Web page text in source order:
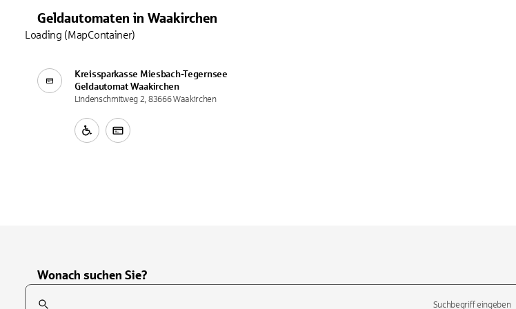
Geldautomaten in Waakirchen
Kreissparkasse Miesbach-Tegernsee
Geldautomat Waakirchen
Lindenschmitweg 2, 83666 Waakirchen
Loading (MapContainer)
Wonach suchen Sie?
Suchfeld